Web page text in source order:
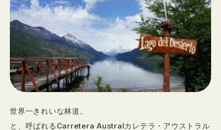
世界一きれいな林道。
と、呼ばれるCarretera Australカレテラ・アウストラル